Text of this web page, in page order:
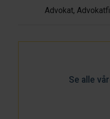
Advokat,
Se alle